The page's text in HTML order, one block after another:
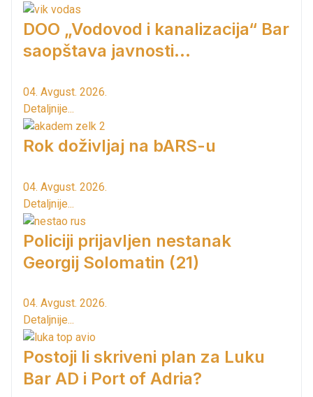
DOO „Vodovod i kanalizacija“ Bar
saopštava javnosti...
04. Avgust. 2026.
Detaljnije...
Rok doživljaj na bARS-u
04. Avgust. 2026.
Detaljnije...
Policiji prijavljen nestanak
Georgij Solomatin (21)
04. Avgust. 2026.
Detaljnije...
Postoji li skriveni plan za Luku
Bar AD i Port of Adria?